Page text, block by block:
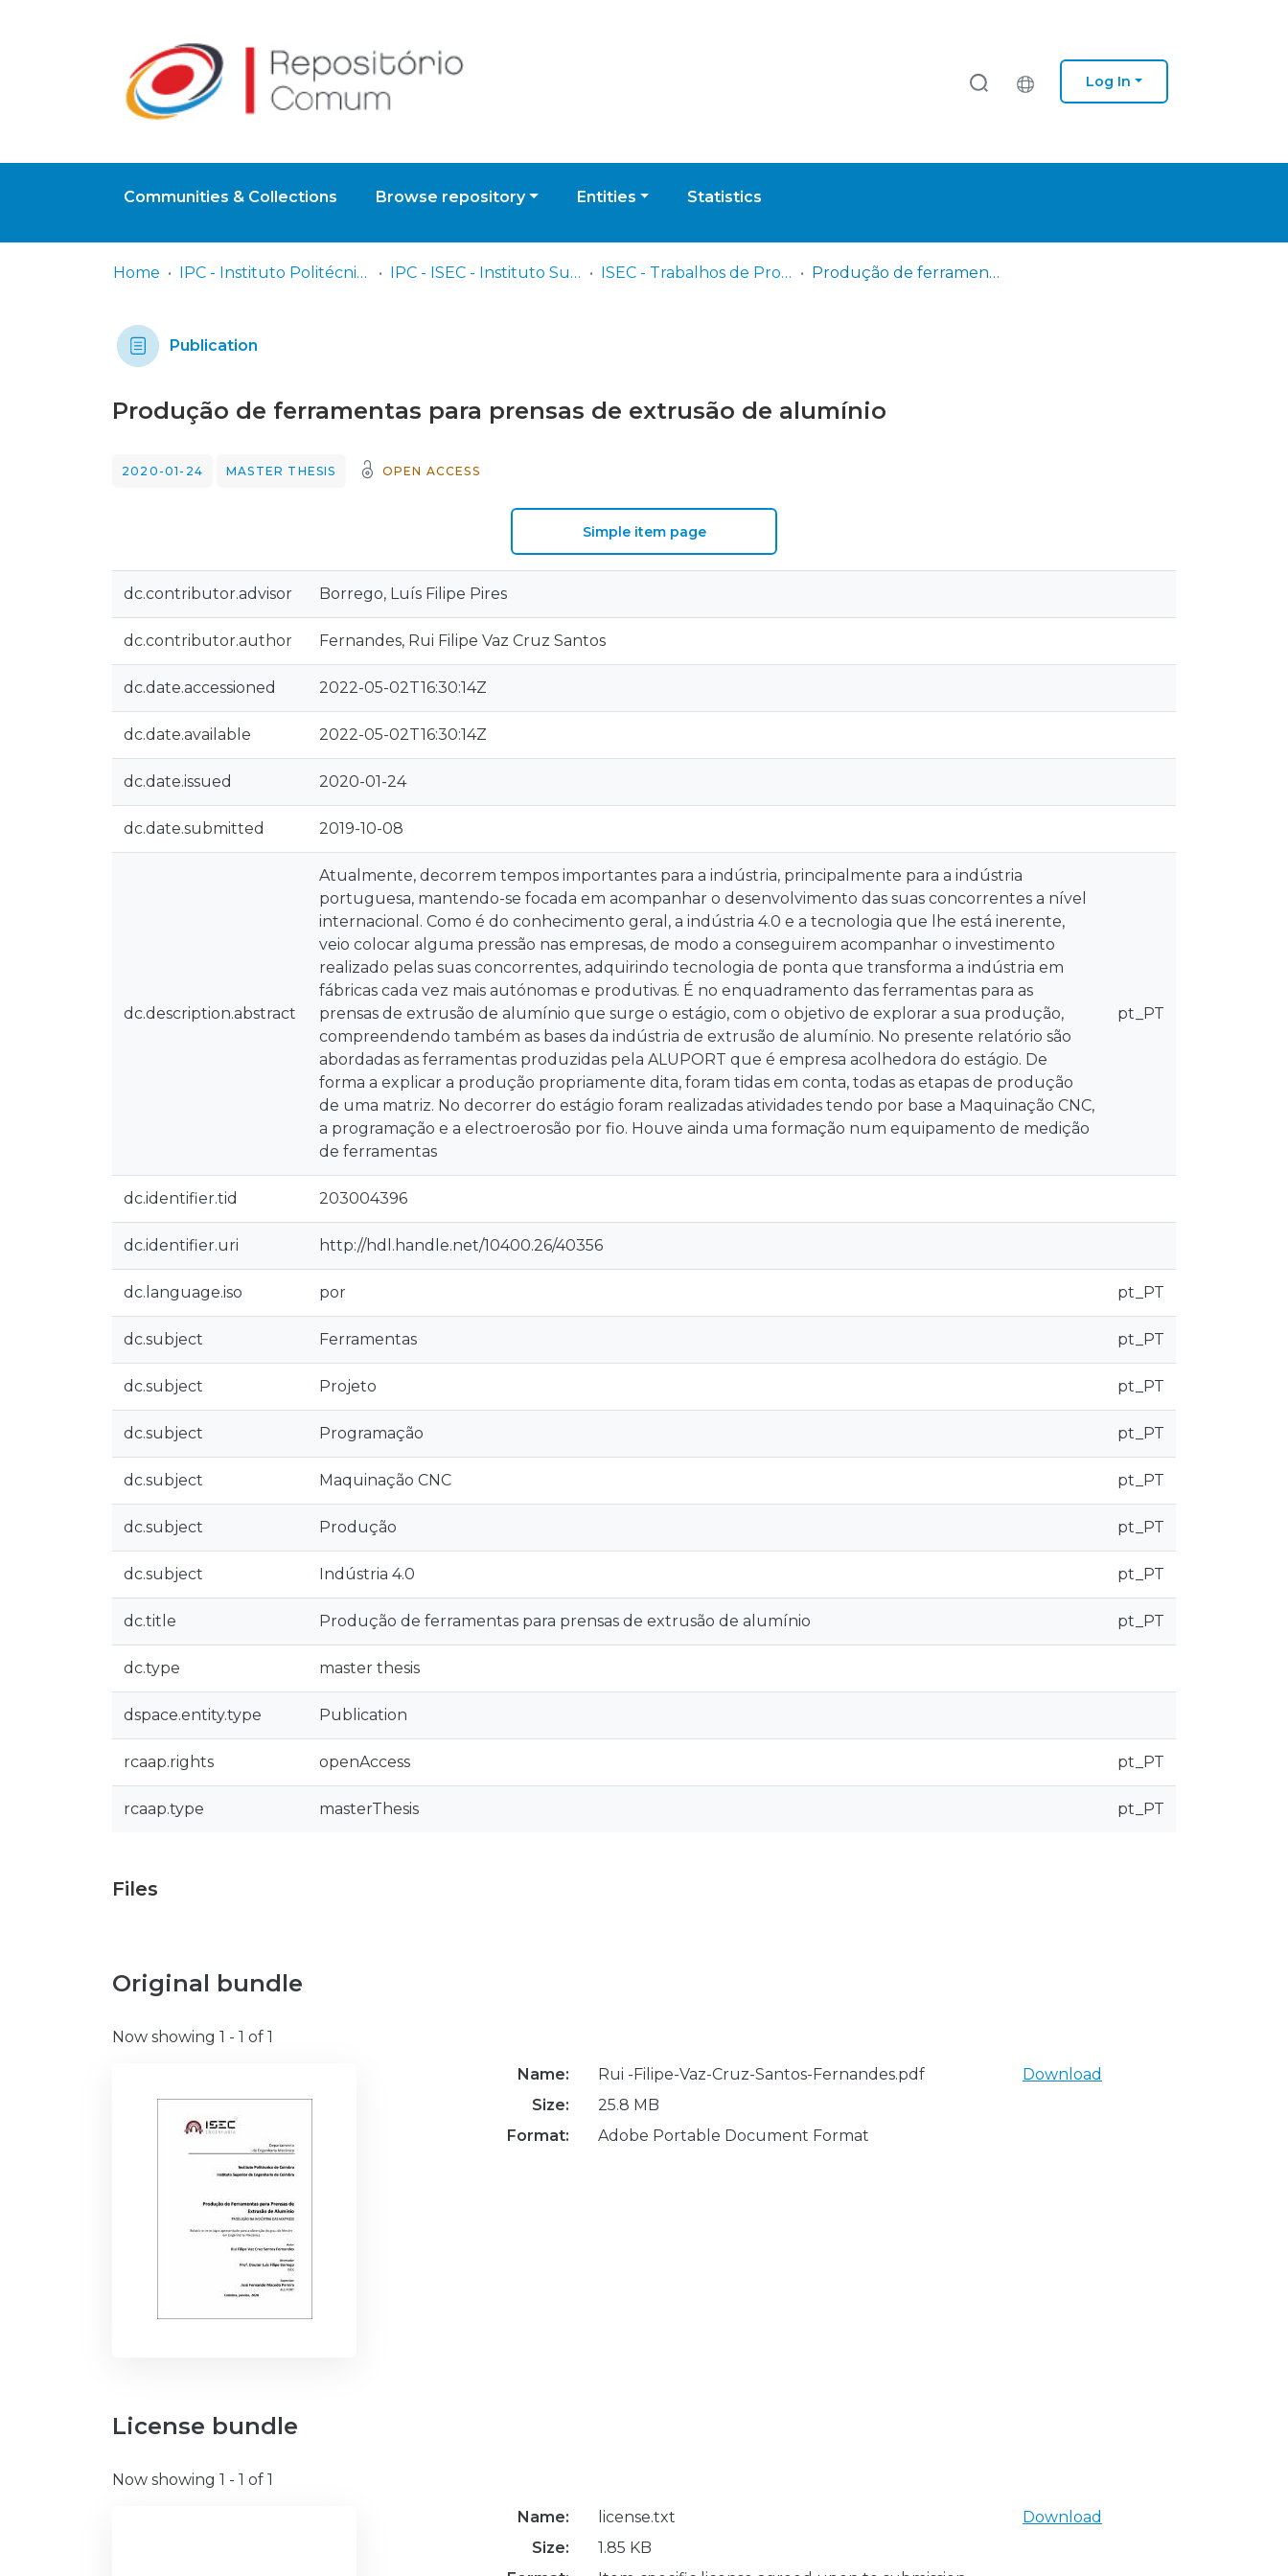
Log In
Communities & Collections Browse repository Entities Statistics
Home IPC - Instituto Politécnico de Coimbra IPC - ISEC - Instituto Superior de Engenharia de Coimbra ISEC - Trabalhos de Projeto | Relatórios de Estágio | Projetos de Investigação Produção de ferramentas para prensas de extrusão de alumínio
Publication
Produção de ferramentas para prensas de extrusão de alumínio
2020-01-24 MASTER THESIS OPEN ACCESS
Simple item page
dc.contributor.advisor Borrego, Luís Filipe Pires
dc.contributor.author Fernandes, Rui Filipe Vaz Cruz Santos
dc.date.accessioned 2022-05-02T16:30:14Z
dc.date.available 2022-05-02T16:30:14Z
dc.date.issued 2020-01-24
dc.date.submitted 2019-10-08
dc.description.abstract
Atualmente, decorrem tempos importantes para a indústria, principalmente para a indústria
portuguesa, mantendo-se focada em acompanhar o desenvolvimento das suas concorrentes a nível
internacional. Como é do conhecimento geral, a indústria 4.0 e a tecnologia que lhe está inerente,
veio colocar alguma pressão nas empresas, de modo a conseguirem acompanhar o investimento
realizado pelas suas concorrentes, adquirindo tecnologia de ponta que transforma a indústria em
fábricas cada vez mais autónomas e produtivas. É no enquadramento das ferramentas para as
prensas de extrusão de alumínio que surge o estágio, com o objetivo de explorar a sua produção,
compreendendo também as bases da indústria de extrusão de alumínio. No presente relatório são
abordadas as ferramentas produzidas pela ALUPORT que é empresa acolhedora do estágio. De
forma a explicar a produção propriamente dita, foram tidas em conta, todas as etapas de produção
de uma matriz. No decorrer do estágio foram realizadas atividades tendo por base a Maquinação CNC,
a programação e a electroerosão por fio. Houve ainda uma formação num equipamento de medição
de ferramentas
pt_PT
dc.identifier.tid 203004396
dc.identifier.uri http://hdl.handle.net/10400.26/40356
dc.language.iso por pt_PT
dc.subject Ferramentas pt_PT
dc.subject Projeto pt_PT
dc.subject Programação pt_PT
dc.subject Maquinação CNC pt_PT
dc.subject Produção pt_PT
dc.subject Indústria 4.0 pt_PT
dc.title Produção de ferramentas para prensas de extrusão de alumínio pt_PT
dc.type master thesis
dspace.entity.type Publication
rcaap.rights openAccess pt_PT
rcaap.type masterThesis pt_PT
Files
Original bundle
Now showing 1 - 1 of 1
Name:
Rui -Filipe-Vaz-Cruz-Santos-Fernandes.pdf
Size:
25.8 MB
Format:
Adobe Portable Document Format
Download
License bundle
Now showing 1 - 1 of 1
Name:
license.txt
Size:
1.85 KB
Download